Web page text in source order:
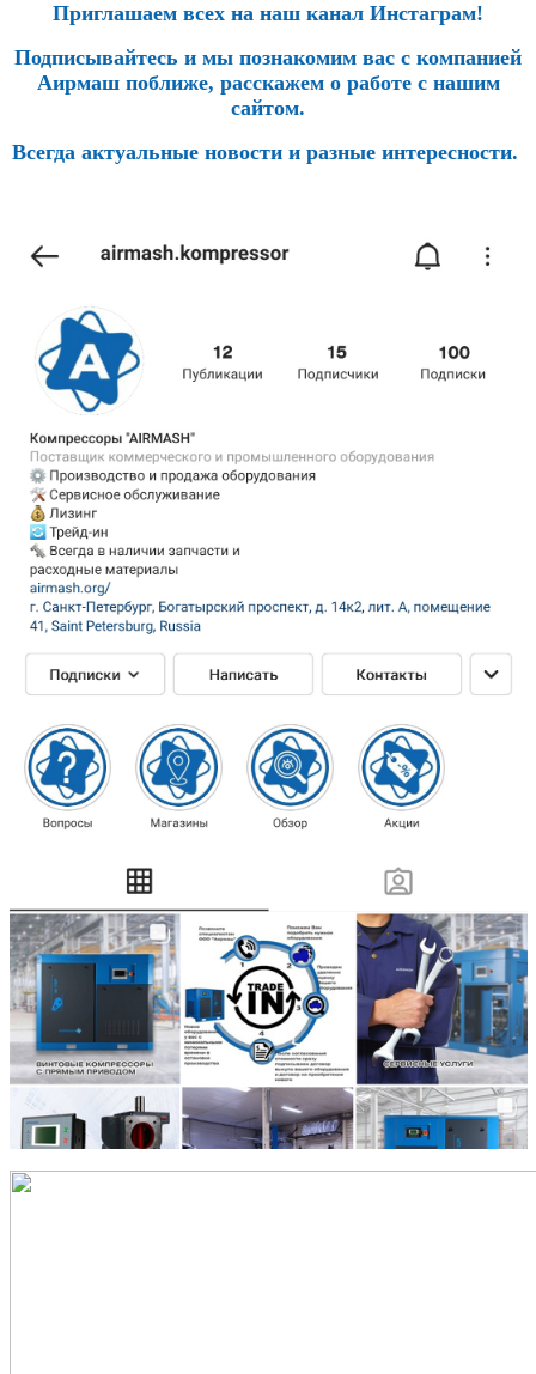
Приглашаем всех на наш канал Инстаграм!
Подписывайтесь и мы познакомим вас с компанией
Аирмаш поближе, расскажем о работе с нашим
сайтом.
Всегда актуальные новости и разные интересности.